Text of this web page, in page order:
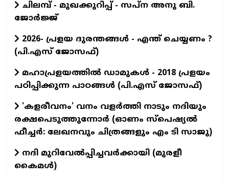
ചിലമ്പ് - മുഖക്കുറിപ്പ് - സപ്ന അനു ബി.
ജോർജ്ജ്
2026- പ്രളയ ദുരന്തങ്ങള്‍ - എന്ത് ചെയ്യണം ?
(പി.എസ് ജോസഫ്‌)
മഹാപ്രളയത്തില്‍ ഡാമുകള്‍ - 2018 പ്രളയം
പഠിപ്പിക്കുന്ന പാഠങ്ങള്‍ (പി.എസ് ജോസഫ്‌)
'കളരീവനം' വനം വളര്‍ത്തി നാടും നദിയും
രക്ഷപെടുത്തുന്നോര്‍ (ഓണം സ്പെഷ്യല്‍
ഫീച്ചര്‍: ലേഖനവും ചിത്രങ്ങളും എം ടി സാജു)
നദി മുറിവേൽപ്പിച്ചവർക്കായി (മുരളീ
കൈമൾ)